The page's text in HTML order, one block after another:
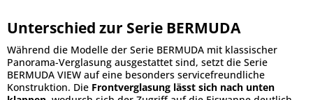
Unterschied zur Serie BERMUDA
Während die Modelle der Serie BERMUDA mit klassischer
Panorama-Verglasung ausgestattet sind, setzt die Serie
BERMUDA VIEW auf eine besonders servicefreundliche
Konstruktion. Die Frontverglasung lässt sich nach unten